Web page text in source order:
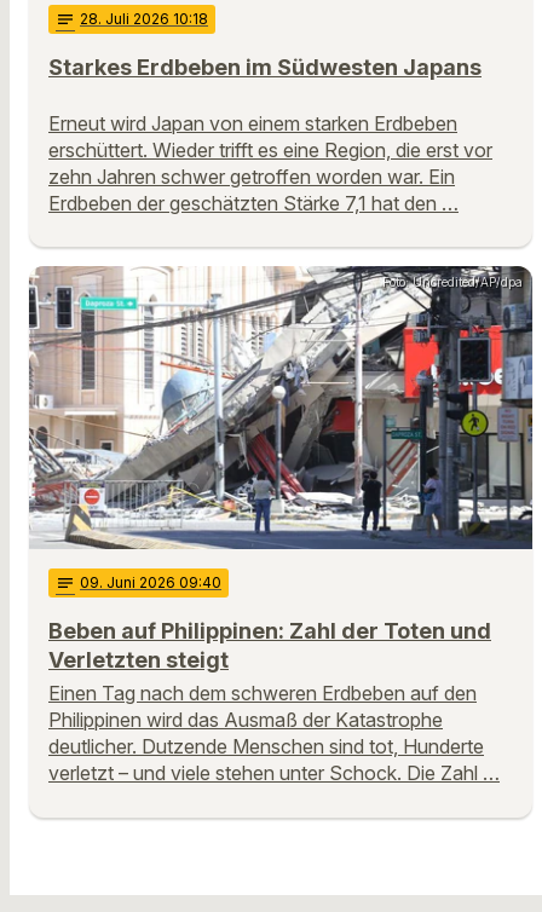
notes 28. Juli 2026 10:18
Starkes Erdbeben im Südwesten Japans
Erneut wird Japan von einem starken Erdbeben
erschüttert. Wieder trifft es eine Region, die erst vor
zehn Jahren schwer getroffen worden war. Ein
Erdbeben der geschätzten Stärke 7,1 hat den …
Foto: Uncredited/AP/dpa
notes 09. Juni 2026 09:40
Beben auf Philippinen: Zahl der Toten und
Verletzten steigt
Einen Tag nach dem schweren Erdbeben auf den
Philippinen wird das Ausmaß der Katastrophe
deutlicher. Dutzende Menschen sind tot, Hunderte
verletzt – und viele stehen unter Schock. Die Zahl …